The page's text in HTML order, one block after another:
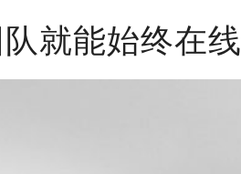
就能始终在线